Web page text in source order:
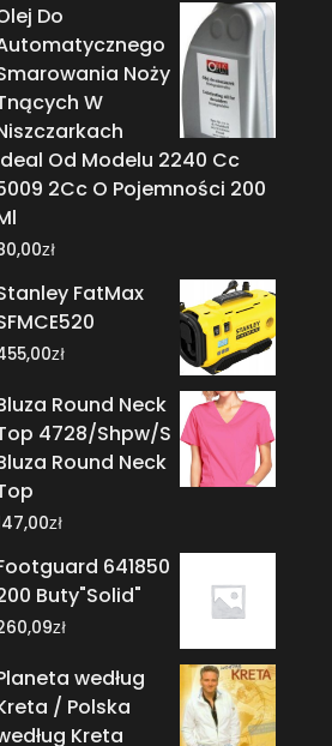
Do
Noży
W
Od Modelu 2240 Cc
2Cc O Pojemności 200
zł
FatMax
zł
Round Neck
4728/Shpw/S
Round Neck
zł
641850
Buty"Solid"
zł
według
/ Polska
Kreta